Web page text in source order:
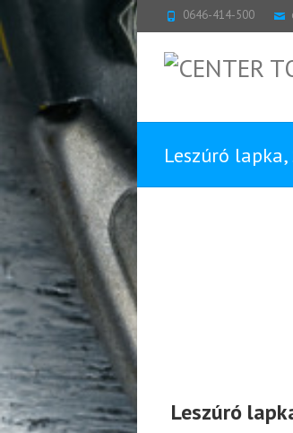
0646-414-500
Leszúró lapka,
Leszúró